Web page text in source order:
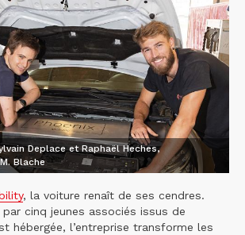
Deplace et Raphaël Heches,
Blache
, la voiture renaît de ses cendres.
cinq jeunes associés issus de
hébergée, l’entreprise transforme les